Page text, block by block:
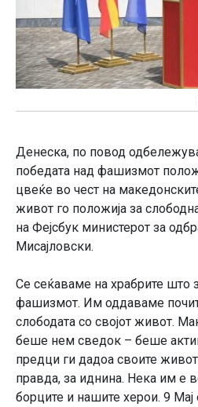
Денеска, по повод
победата над фашизмот
цвеќе во чест на
живот го положија за
на Фејсбук министерот за
Мисајловски.
Се сеќаваме на храбрите што
фашизмот. Им оддаваме почит
слободата со својот живот.
беше нем сведок – беше
предци ги дадоа своите
правда, за иднина. Нека им е
борците и нашите херои. 9